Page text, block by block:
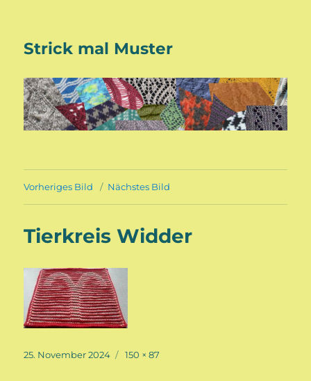
Strick mal Muster
Vorheriges Bild Nächstes Bild
Tierkreis Widder
Veröffentlicht
25. November 2024
Volle
150 × 87